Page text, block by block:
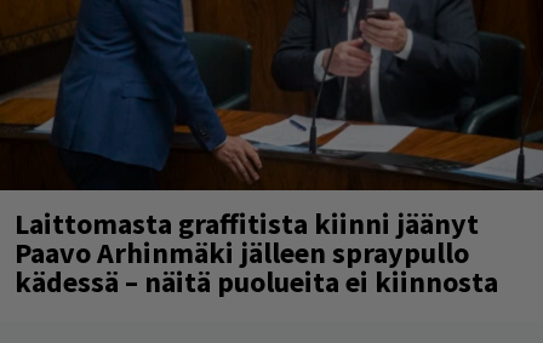
Laittomasta graffitista kiinni jäänyt
Paavo Arhinmäki jälleen spraypullo
kädessä – näitä puolueita ei kiinnosta